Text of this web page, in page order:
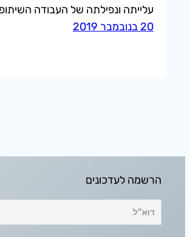
עלייתה ונפילתה של העבודה
20 בנובמבר 2019
הרשמה לעדכונים